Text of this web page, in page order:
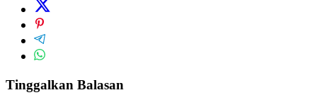
Tinggalkan Balasan